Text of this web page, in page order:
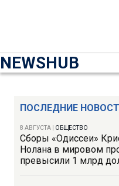
NEWSHUB
ПОСЛЕДНИЕ
8 АВГУСТА ОБЩЕСТВО
Сборы «Одиссеи»
Нолана в мировом
превысили 1 млрд